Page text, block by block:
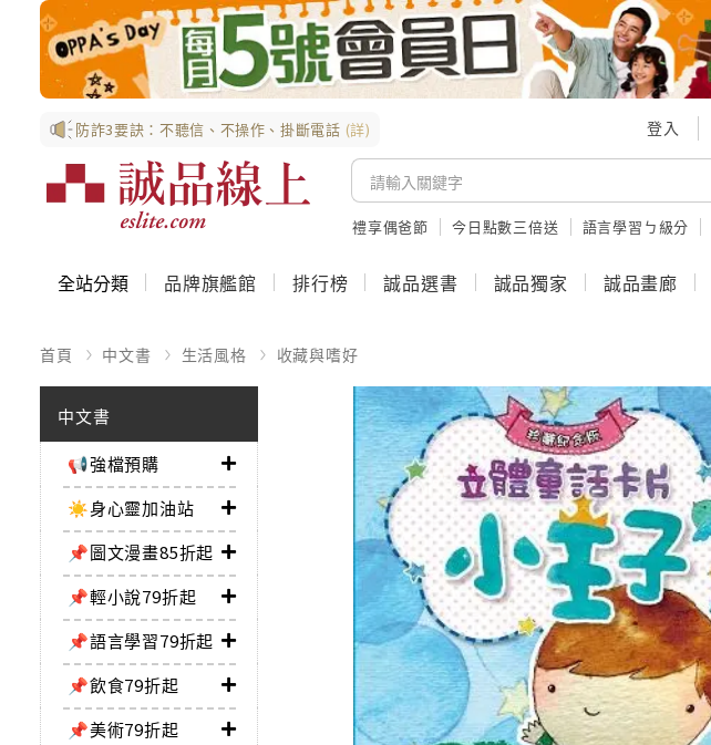
防詐3要訣：不聽信、不操作、掛斷電話 (詳) 登入
禮享偶爸節 今日點數三倍送 語言學習ㄅ級分
全站分類 品牌旗艦館 排行榜 誠品選書 誠品獨家 誠品畫廊
首頁 中文書 生活風格 收藏與嗜好
中文書
📢強檔預購
☀️身心靈加油站
📌圖文漫畫85折起
📌輕小說79折起
📌語言學習79折起
📌飲食79折起
📌美術79折起